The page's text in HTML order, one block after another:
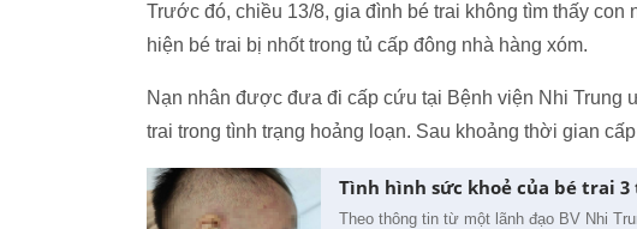
Trước đó, chiều 13/8, gia đình bé trai không tìm thấy con
hiện bé trai bị nhốt trong tủ cấp đông nhà hàng xóm.
Nạn nhân được đưa đi cấp cứu tại Bệnh viện Nhi Trung
trai trong tình trạng hoảng loạn. Sau khoảng thời gian
Tình hình sức khoẻ của bé trai
Theo thông tin từ một lãnh đạo BV Nhi